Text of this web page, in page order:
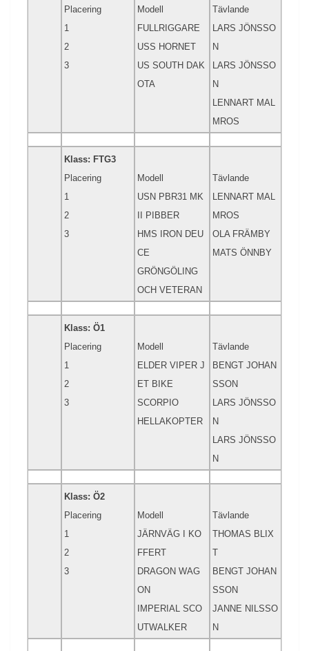
Placering
1
2
3
Modell
FULLRIGGARE
USS HORNET
US SOUTH DAK
OTA
Tävlande
LARS JÖNSSO
N
LARS JÖNSSO
N
LENNART MAL
MROS
Klass: FTG3
Placering
1
2
3
Modell
USN PBR31 MK
II PIBBER
HMS IRON DEU
CE
GRÖNGÖLING
OCH VETERAN
Tävlande
LENNART MAL
MROS
OLA FRÄMBY
MATS ÖNNBY
Klass: Ö1
Placering
1
2
3
Modell
ELDER VIPER J
ET BIKE
SCORPIO
HELLAKOPTER
Tävlande
BENGT JOHAN
SSON
LARS JÖNSSO
N
LARS JÖNSSO
N
Klass: Ö2
Placering
1
2
3
Modell
JÄRNVÄG I KO
FFERT
DRAGON WAG
ON
IMPERIAL SCO
UTWALKER
Tävlande
THOMAS BLIX
T
BENGT JOHAN
SSON
JANNE NILSSO
N